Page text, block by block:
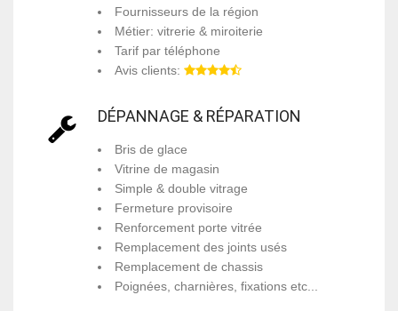
Fournisseurs de la région
Métier: vitrerie & miroiterie
Tarif par téléphone
Avis clients:
DÉPANNAGE & RÉPARATION
Bris de glace
Vitrine de magasin
Simple & double vitrage
Fermeture provisoire
Renforcement porte vitrée
Remplacement des joints usés
Remplacement de chassis
Poignées, charnières, fixations etc...